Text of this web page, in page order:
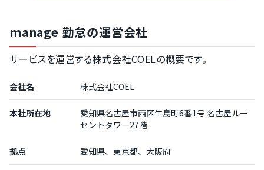
manage 勤怠の運営会社
サービスを運営する株式会社COELの概要です。
会社名 株式会社COEL
本社所在地
愛知県名古屋市西区牛島町6番1号 名古屋ルー
セントタワー27階
拠点 愛知県、東京都、大阪府